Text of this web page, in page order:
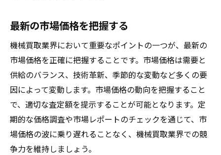
最新の市場価格を把握する
機械買取業界において重要なポイントの一つが、最新の
市場価格を正確に把握することです。市場価格は需要と
供給のバランス、技術革新、季節的な変動など多くの要
因によって変動します。市場価格の動向を把握すること
で、適切な査定額を提示することが可能となります。定
期的な価格調査や市場レポートのチェックを通じて、市
場価格の波に乗り遅れることなく、機械買取業界での競
争力を維持しましょう。